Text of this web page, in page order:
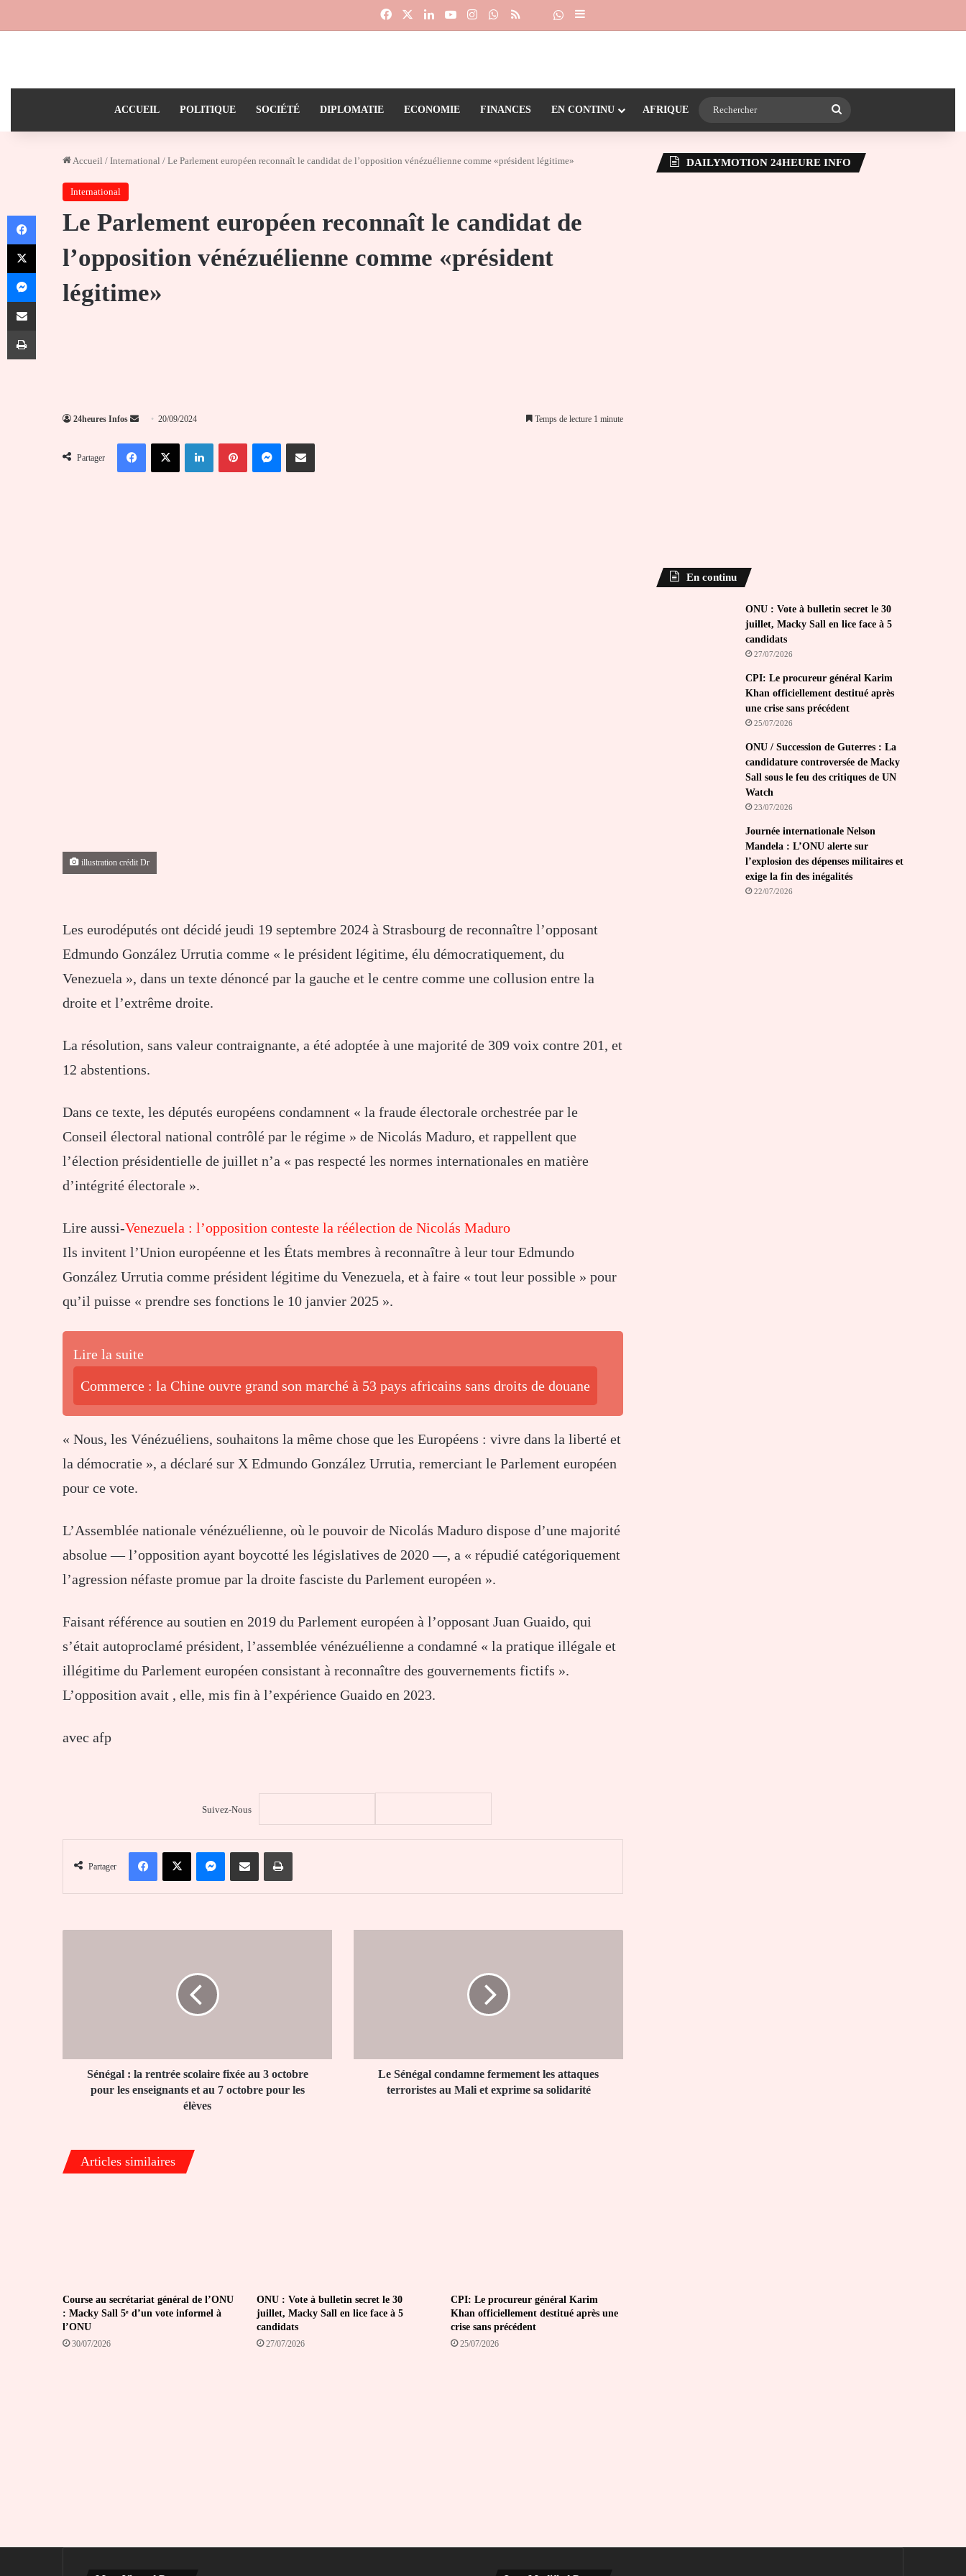
FacebookLinkedinYouTubeInstagramWhatsApp
RSS Dailymotion
Suivre la chaîne 24heureinfo sur WhatsApp
Sidebar (barre latérale)
ACCUEIL POLITIQUE SOCIÉTÉ DIPLOMATIE ECONOMIE FINANCES EN CONTINU AFRIQUE
Accueil / International / Le Parlement européen reconnaît le candidat de l’opposition vénézuélienne comme «président légitime»
International
Le Parlement européen reconnaît le candidat de
l’opposition vénézuélienne comme «président
légitime»
24heures Infos
Envoyer
courriel
20/09/2024 Temps de lecture 1 minute
Partager
FacebookX LinkedinPinterestMessengerPartager par email
illustration crédit Dr
Les eurodéputés ont décidé jeudi 19 septembre 2024 à Strasbourg de reconnaître l’opposant
Edmundo González Urrutia comme « le président légitime, élu démocratiquement, du
Venezuela », dans un texte dénoncé par la gauche et le centre comme une collusion entre la
droite et l’extrême droite.
La résolution, sans valeur contraignante, a été adoptée à une majorité de 309 voix contre 201, et
12 abstentions.
Dans ce texte, les députés européens condamnent « la fraude électorale orchestrée par le
Conseil électoral national contrôlé par le régime » de Nicolás Maduro, et rappellent que
l’élection présidentielle de juillet n’a « pas respecté les normes internationales en matière
d’intégrité électorale ».
Lire aussi-Venezuela : l’opposition conteste la réélection de Nicolás Maduro
Ils invitent l’Union européenne et les États membres à reconnaître à leur tour Edmundo
González Urrutia comme président légitime du Venezuela, et à faire « tout leur possible » pour
qu’il puisse « prendre ses fonctions le 10 janvier 2025 ».
Lire la suite
Commerce : la Chine ouvre grand son marché à 53 pays africains sans droits de douane
« Nous, les Vénézuéliens, souhaitons la même chose que les Européens : vivre dans la liberté et
la démocratie », a déclaré sur X Edmundo González Urrutia, remerciant le Parlement européen
pour ce vote.
L’Assemblée nationale vénézuélienne, où le pouvoir de Nicolás Maduro dispose d’une majorité
absolue — l’opposition ayant boycotté les législatives de 2020 —, a « répudié catégoriquement
l’agression néfaste promue par la droite fasciste du Parlement européen ».
Faisant référence au soutien en 2019 du Parlement européen à l’opposant Juan Guaido, qui
s’était autoproclamé président, l’assemblée vénézuélienne a condamné « la pratique illégale et
illégitime du Parlement européen consistant à reconnaître des gouvernements fictifs ».
L’opposition avait , elle, mis fin à l’expérience Guaido en 2023.
avec afp
Suivez-Nous
Partager
FacebookX MessengerPartager par email Imprimer
octobre
octobre
Sénégal : la rentrée scolaire fixée au 3 octobre
pour les enseignants et au 7 octobre pour les
élèves
Mali
Le Sénégal condamne fermement les attaques
terroristes au Mali et exprime sa solidarité
Articles similaires
Course au secrétariat général de l’ONU
: Macky Sall 5ᵉ d’un vote informel à
l’ONU
30/07/2026
ONU : Vote à bulletin secret le 30
juillet, Macky Sall en lice face à 5
candidats
27/07/2026
CPI: Le procureur général Karim
Khan officiellement destitué après une
crise sans précédent
25/07/2026
DAILYMOTION 24HEURE INFO
En continu
ONU : Vote à bulletin secret le 30
juillet, Macky Sall en lice face à 5
candidats
27/07/2026
CPI: Le procureur général Karim
Khan officiellement destitué après
une crise sans précédent
25/07/2026
ONU / Succession de Guterres : La
candidature controversée de Macky
Sall sous le feu des critiques de UN
Watch
23/07/2026
Journée internationale Nelson
Mandela : L’ONU alerte sur
l’explosion des dépenses militaires et
exige la fin des inégalités
22/07/2026
Facebook
X
Messenger
Partager par email